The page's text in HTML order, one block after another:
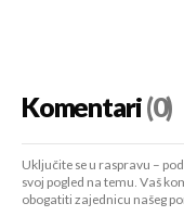
Komentari(0)
Uključite se u raspravu –
svoj pogled na temu. Vaš
obogatiti zajednicu našeg